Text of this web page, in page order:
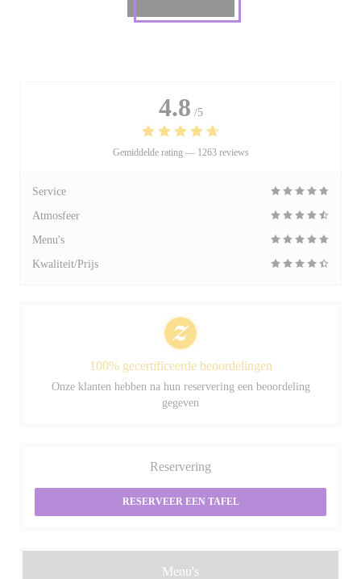
4.8 /5
Gemiddelde rating — 1263 reviews
Service
Atmosfeer
Menu's
Kwaliteit/Prijs
100% gecertificeerde beoordelingen
Onze klanten hebben na hun reservering een beoordeling
gegeven
Reservering
RESERVEER EEN TAFEL
Menu's